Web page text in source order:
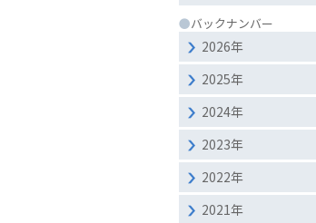
●バックナンバー
2026年
2025年
2024年
2023年
2022年
2021年